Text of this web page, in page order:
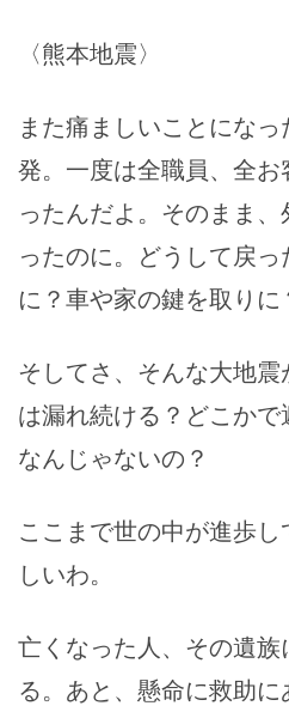
〈熊本地震〉
また痛ましいことにな
発。一度は全職員、全
ったんだよ。そのまま
ったのに。どうして戻っ
に？車や家の鍵を取りに
そしてさ、そんな大地
は漏れ続ける？どこか
なんじゃないの？
ここまで世の中が進歩
しいわ。
亡くなった人、その遺
る。あと、懸命に救助に